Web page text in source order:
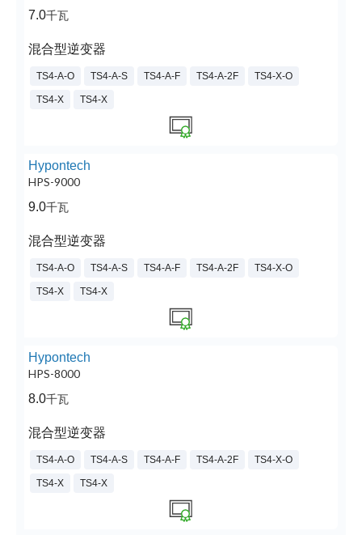
7.0千瓦
混合型逆变器
TS4-A-O TS4-A-S TS4-A-F TS4-A-2F TS4-X-O
TS4-X TS4-X
Hypontech
HPS-9000
9.0千瓦
混合型逆变器
TS4-A-O TS4-A-S TS4-A-F TS4-A-2F TS4-X-O
TS4-X TS4-X
Hypontech
HPS-8000
8.0千瓦
混合型逆变器
TS4-A-O TS4-A-S TS4-A-F TS4-A-2F TS4-X-O
TS4-X TS4-X